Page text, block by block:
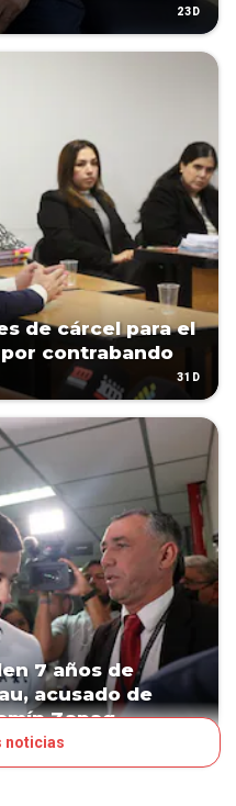
23D
de cárcel para el
contrabando
31D
7 años de
acusado de
Zapag
noticias